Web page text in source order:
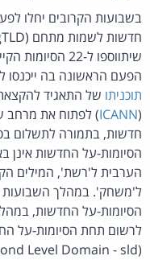
בשבועות הקרובים יחלו
הפעם הראשונה בה ייכנסו
תוכניתו של התאגיד
(
ICANN) לפתוח את
הסיומות-על החדשות אינן
הערבית ל'רשת', המילים
ל'משחק'. במהלך השבועות
הסיומות-על החדשות,
לרשום תחת הסיומות-על